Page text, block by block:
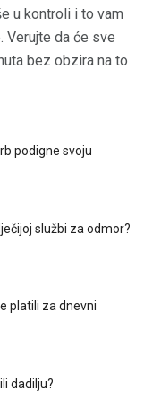
u kontroli i to vam
da će sve
bez obzira na to
podigne svoju
službi za odmor?
platili za dnevni
dadilju?